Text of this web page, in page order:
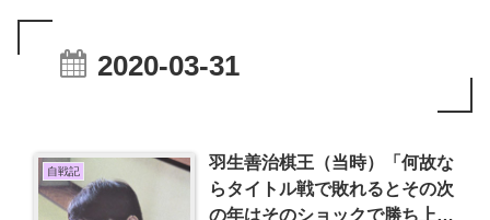
2020-03-31
自戦記
羽生善治棋王（当時）「何故な
らタイトル戦で敗れるとその次
の年はそのショックで勝ち上が